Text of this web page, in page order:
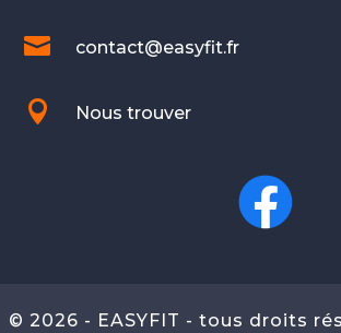
 contact@easyfit.fr
 Nous trouver
© 2026 - EASYFIT - tous droits